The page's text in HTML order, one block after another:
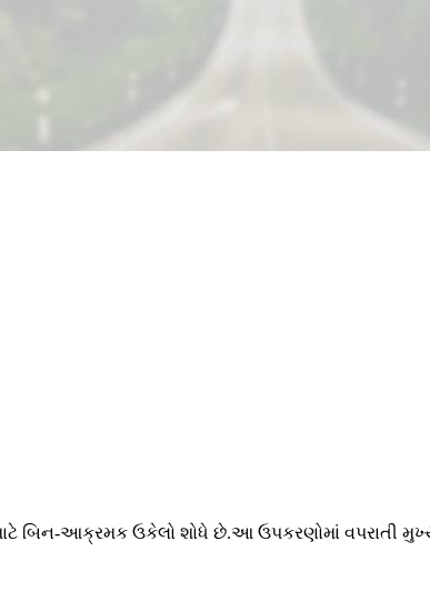
માટે બિન-આક્રમક ઉકેલો શોધે છે.આ ઉપકરણોમાં વપરાતી